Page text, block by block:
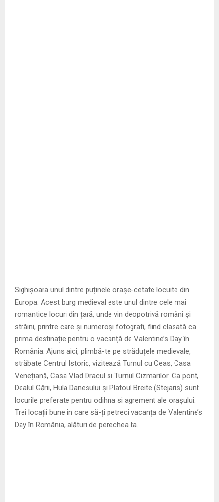
Sighișoara unul dintre puținele orașe-cetate locuite din
Europa. Acest burg medieval este unul dintre cele mai
romantice locuri din țară, unde vin deopotrivă români și
străini, printre care și numeroși fotografi, fiind clasată ca
prima destinație pentru o vacanță de Valentine’s Day în
România. Ajuns aici, plimbă-te pe străduțele medievale,
străbate Centrul Istoric, vizitează Turnul cu Ceas, Casa
Venețiană, Casa Vlad Dracul și Turnul Cizmarilor. Ca pont,
Dealul Gării, Hula Danesului și Platoul Breite (Stejaris) sunt
locurile preferate pentru odihna si agrement ale orașului.
Trei locații bune în care să-ți petreci vacanța de Valentine’s
Day în România, alături de perechea ta.